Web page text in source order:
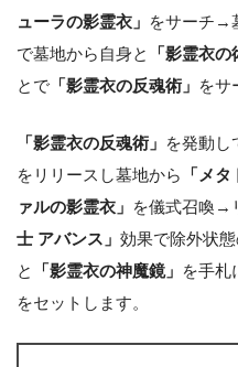
ューラの影霊衣」 をサーチ→
で墓地から自身と
「影霊衣
とで 「影霊衣の反魂術」 をサ
「影霊衣の反魂術」 を発動し
をリリースし墓地から
「メ
ァルの影霊衣」 を儀式召喚→
士 アバンス」 効果で除外状
と
「影霊衣の神魔鏡」 を手
をセットします。